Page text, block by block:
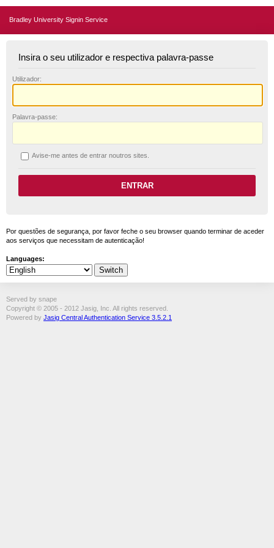
Bradley University Signin Service
Insira o seu utilizador e respectiva palavra-passe
Utilizador:
Palavra-passe:
Avise-me antes de entrar noutros sites.
Por questões de segurança, por favor feche o seu browser quando terminar de aceder
aos serviços que necessitam de autenticação!
Languages:
Served by snape
Copyright © 2005 - 2012 Jasig, Inc. All rights reserved.
Powered by Jasig Central Authentication Service 3.5.2.1